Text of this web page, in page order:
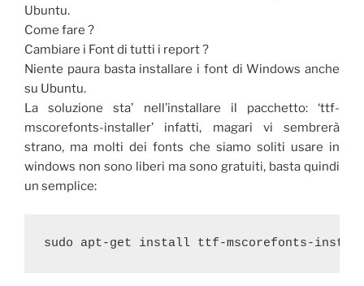
Ubuntu.
Come fare ?
Cambiare i Font di tutti i report ?
Niente paura basta installare i font di Windows anche
su Ubuntu.
La soluzione sta’ nell’installare il pacchetto: ‘ttf-
mscorefonts-installer’ infatti, magari vi sembrerà
strano, ma molti dei fonts che siamo soliti usare in
windows non sono liberi ma sono gratuiti, basta quindi
un semplice:
sudo apt-get install ttf-mscorefonts-